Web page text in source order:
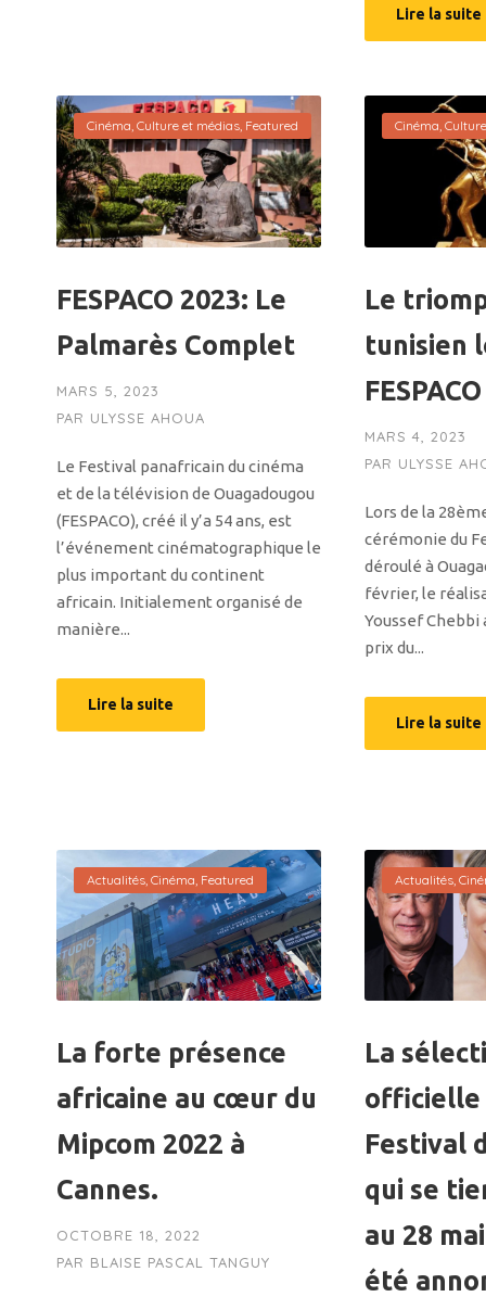
Lire la suite
Cinéma, Culture et médias, Featured
FESPACO 2023: Le
Palmarès Complet
MARS 5, 2023
PAR ULYSSE AHOUA
Le Festival panafricain du cinéma
et de la télévision de Ouagadougou
(FESPACO), créé il y’a 54 ans, est
l’événement cinématographique le
plus important du continent
africain. Initialement organisé de
manière...
Lire la suite
Cinéma,
Le
tunisien
FESPACO
MARS 4, 2023
PAR ULYSSE
Lors de la
cérémonie du
déroulé à
février, le
Youssef
prix du...
Lire la suite
Actualités Cinéma Featured
La forte présence
africaine au cœur du
Mipcom 2022 à
Cannes.
OCTOBRE 18, 2022
PAR BLAISE PASCAL TANGUY
Actualités
La
officielle
Festival
qui se
au 28
été